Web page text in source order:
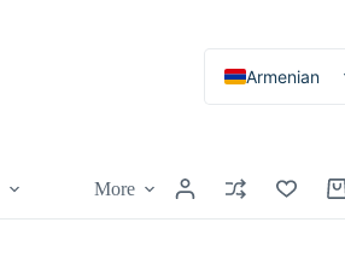
Armenian
More